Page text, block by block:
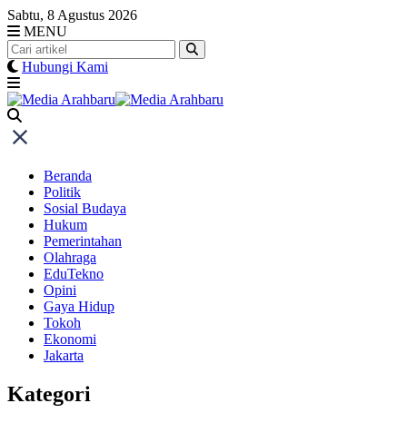
Skip
to
content
Sabtu, 8 Agustus 2026
MENU
Hubungi Kami
Beranda
Politik
Sosial Budaya
Hukum
Pemerintahan
Olahraga
EduTekno
Opini
Gaya Hidup
Tokoh
Ekonomi
Jakarta
Kategori